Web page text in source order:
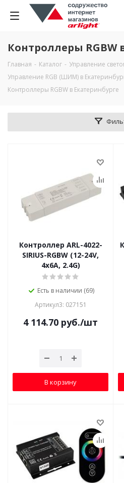
Контроллеры RGBW
Главная - Каталог - Управление
Управление RGB (ШИМ) в
Контроллеры RGBW в Екатеринбурге
Контроллер ARL-4022-
SIRIUS-RGBW (12-24V,
4x6A, 2.4G)
Есть в наличии (69)
Артикул3: 027151
4 114.70 руб./шт
В корзину